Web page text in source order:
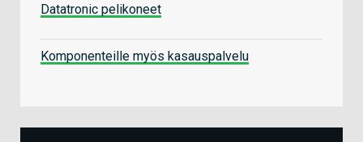
Datatronic pelikoneet
Komponenteille myös kasauspalvelu